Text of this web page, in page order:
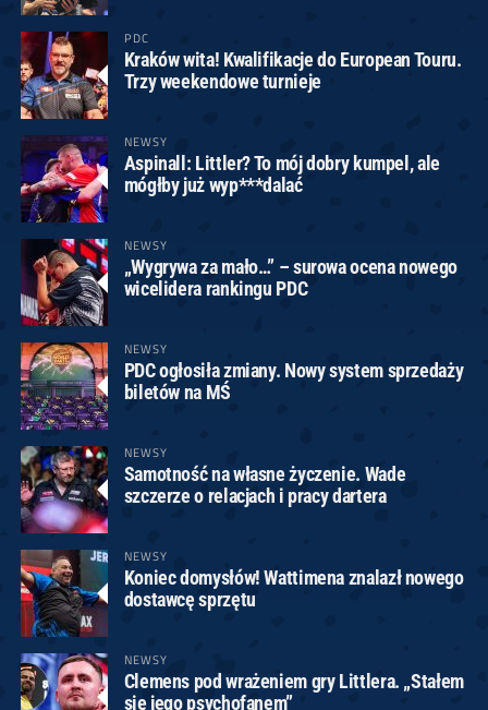
PDC
Kraków wita! Kwalifikacje do European Touru.
Trzy weekendowe turnieje
NEWSY
Aspinall: Littler? To mój dobry kumpel, ale
mógłby już wyp***dalać
NEWSY
„Wygrywa za mało…” – surowa ocena nowego
wicelidera rankingu PDC
NEWSY
PDC ogłosiła zmiany. Nowy system sprzedaży
biletów na MŚ
NEWSY
Samotność na własne życzenie. Wade
szczerze o relacjach i pracy dartera
NEWSY
Koniec domysłów! Wattimena znalazł nowego
dostawcę sprzętu
NEWSY
Clemens pod wrażeniem gry Littlera. „Stałem
się jego psychofanem”